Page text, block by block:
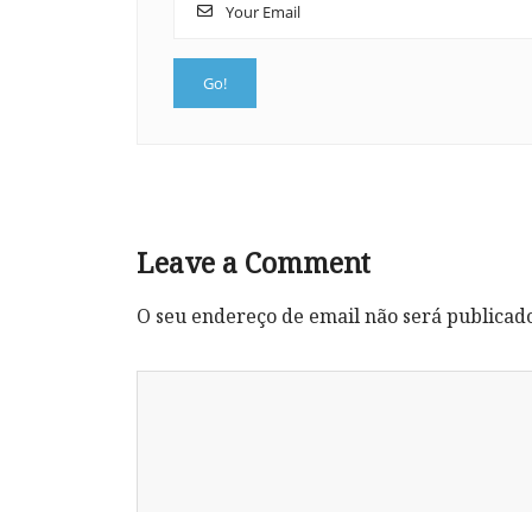
Leave a Comment
O seu endereço de email não será